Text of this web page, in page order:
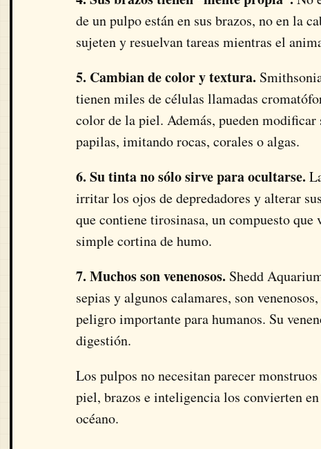
de un pulpo están en sus brazos, no en la
sujeten y resuelvan tareas mientras el
5. Cambian de color y textura.
tienen miles de células llamadas
color de la piel. Además, pueden modificar
papilas, imitando rocas, corales o algas.
6. Su tinta no sólo sirve para ocultarse.
irritar los ojos de depredadores y alterar
que contiene tirosinasa, un compuesto
simple cortina de humo.
7. Muchos son venenosos. Shedd
sepias y algunos calamares, son
peligro importante para humanos. Su
digestión.
Los pulpos no necesitan parecer
piel, brazos e inteligencia los convierten
océano.